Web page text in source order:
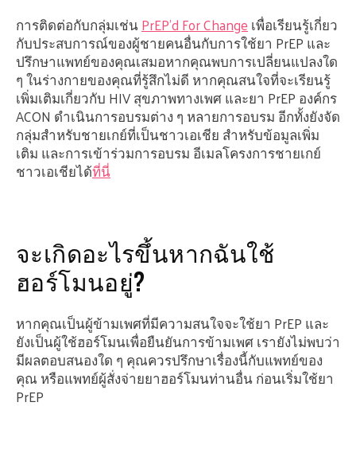
การติดต่อกับกลุ่มเช่นPrEP’d For Changeเพื่อเรียนรู้เกี่ยว
กับประสบการณ์ของผู้ชายคนอื่นกับการใช้ยา PrEP และ
ปรึกษาแพทย์ของคุณเสมอหากคุณพบการเปลี่ยนแปลงใด
ๆ ในร่างกายของคุณที่รู้สึกไม่ดี หากคุณสนใจที่จะเรียนรู้
เพิ่มเติมเกี่ยวกับ HIV สุขภาพทางเพศ และยา PrEP องค์กร
ACON ดำเนินการอบรมต่าง ๆ หลายการอบรม อีกทั้งยังจัด
กลุ่มสำหรับชายเกย์ที่เป็นชาวเอเชีย สำหรับข้อมูลเพิ่ม
เติม และการเข้าร่วมการอบรม อีเมลโครงการชายเกย์
ชาวเอเชียได้ที่นี่
จะเกิดอะไรขึ้นหากฉันใช้
ฮอร์โมนอยู่?
หากคุณเป็นผู้ข้ามเพศที่มีความสนใจจะใช้ยา PrEP และ
ยังเป็นผู้ใช้ฮอร์โมนเพื่อยืนยันการข้ามเพศ เรายังไม่พบว่า
มีผลตอบสนองใด ๆ คุณควรปรึกษาเรื่องนี้กับแพทย์ของ
คุณ หรือแพทย์ผู้สั่งจ่ายยาฮอร์โมนท่านอื่น ก่อนเริ่มใช้ยา
PrEP